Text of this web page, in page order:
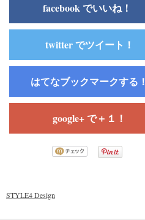
facebook でいいね！
twitter でツイート！
はてなブックマークする！
google+ で＋１！
STYLE4 Design